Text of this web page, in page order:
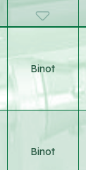
Binot
Binot